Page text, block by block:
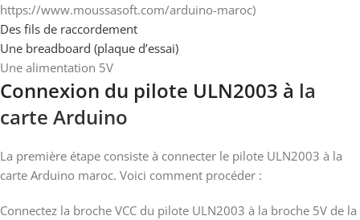
https://www.moussasoft.com/arduino-maroc)
Des fils de raccordement
Une breadboard (plaque d’essai)
Une alimentation 5V
Connexion du pilote ULN2003 à la
carte Arduino
La première étape consiste à connecter le pilote ULN2003 à la
carte Arduino maroc. Voici comment procéder :
Connectez la broche VCC du pilote ULN2003 à la broche 5V de la